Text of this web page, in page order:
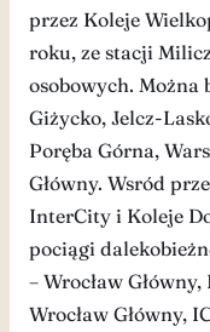
przez Koleje
roku, ze stacji
osobowych. Można
Giżycko, Jelcz-
Poręba Górna,
Główny. Wsród
InterCity i Koleje
pociągi
– Wrocław
Wrocław Główny,